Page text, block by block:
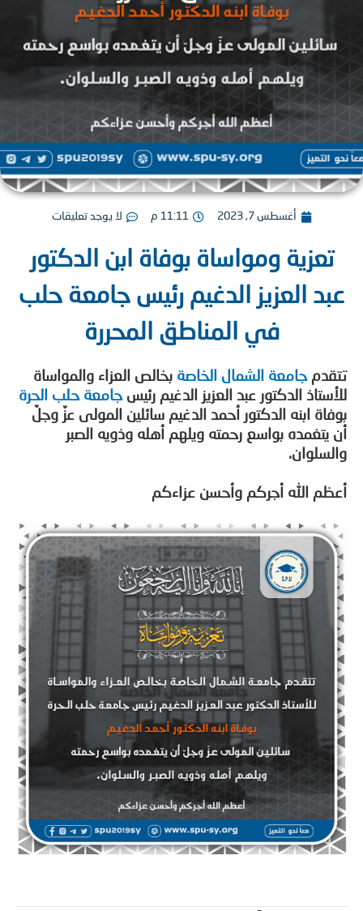
أغسطس 7, 2023 11:11 م لا يوجد تعليقات
ومواساة بوفاة ابن الدكتور
العزيز الدغيم رئيس جامعة حلب
في المناطق المحررة
جامعة الشمال الخاصةبخالص العزاء والمواساة
الدكتور عبد العزيز الدغيم رئيسجامعة حلب الحرة
ابنه الدكتور أحمد الدغيم سائلين المولى عزّ وجلّ
بواسع رحمته ويلهم أهله وذويه الصبر
الله أجركم وأحسن عزاءكم